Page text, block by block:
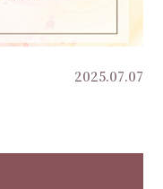
2025.07.07